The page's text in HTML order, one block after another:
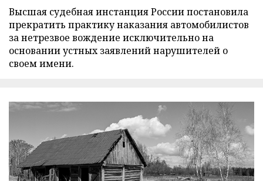
Высшая судебная инстанция России постановила
прекратить практику наказания автомобилистов
за нетрезвое вождение исключительно на
основании устных заявлений нарушителей о
своем имени.